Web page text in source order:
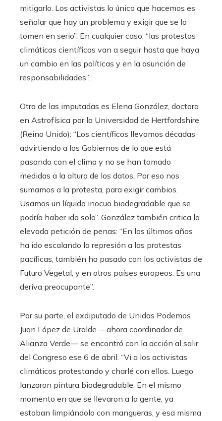
mitigarlo. Los activistas lo único que hacemos es
señalar que hay un problema y exigir que se lo
tomen en serio”. En cualquier caso, “las protestas
climáticas científicas van a seguir hasta que haya
un cambio en las políticas y en la asunción de
responsabilidades”.
Otra de las imputadas es Elena González, doctora
en Astrofísica por la Universidad de Hertfordshire
(Reino Unido): “Los científicos llevamos décadas
advirtiendo a los Gobiernos de lo que está
pasando con el clima y no se han tomado
medidas a la altura de los datos. Por eso nos
sumamos a la protesta, para exigir cambios.
Usamos un líquido inocuo biodegradable que se
podría haber ido solo”. González también critica la
elevada petición de penas: “En los últimos años
ha ido escalando la represión a las protestas
pacíficas, también ha pasado con los activistas de
Futuro Vegetal, y en otros países europeos. Es una
deriva preocupante”.
Por su parte, el exdiputado de Unidas Podemos
Juan López de Uralde —ahora coordinador de
Alianza Verde— se encontró con la acción al salir
del Congreso ese 6 de abril. “Vi a los activistas
climáticos protestando y charlé con ellos. Luego
lanzaron pintura biodegradable. En el mismo
momento en que se llevaron a la gente, ya
estaban limpiándolo con mangueras, y esa misma